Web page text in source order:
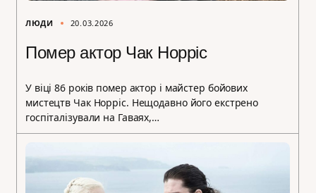
ЛЮДИ 20.03.2026
Помер актор Чак Норріс
У віці 86 років помер актор і майстер бойових
мистецтв Чак Норріс. Нещодавно його екстрено
госпіталізували на Гаваях,…